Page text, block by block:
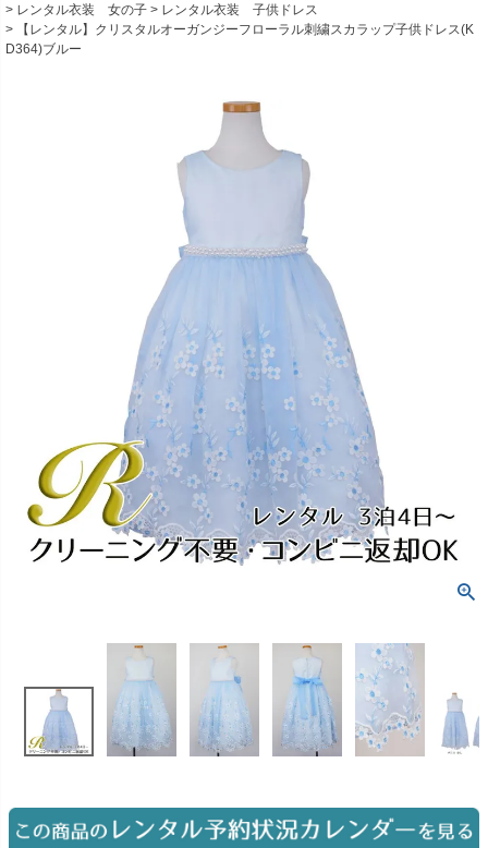
パニエ
レディース
コスチューム アウター
インナー・パニエ アクセサリー
ジュエリー 音楽雑貨
発表会・コンクール 結婚式
フラワーガール・リングボーイ・ゲ
Graduation & Entrance
卒業式・入学式
きちんと感のあるフォーマル
Shichi-Go-San
七五三
3歳・5歳・7歳の晴れの日
02 サイズの選び方
測り方と目安
あんしんパック
汚れ・キズ・破損の補償
Buy & Support ご購入・サポート
07 販売・共通のご案内
品質・返品・お手入れ
08 送料・お支払い
送料・決済方法
実店舗 つくば店
茨城県土浦市大町14-16-1F
10:00–18:00（完全予約制）
店舗を予約する →
Photography
Angel's Photo Studio
レンタル衣装 女の子
レンタル衣装 子供ドレス
【レンタル】クリスタルオーガンジーフローラル刺繍スカラップ子供ドレス(K
D364)ブルー